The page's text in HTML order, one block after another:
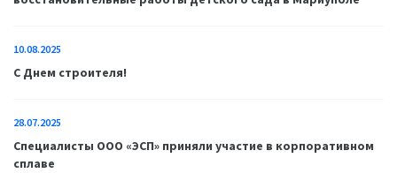
10.08.2025
С Днем строителя!
28.07.2025
Специалисты ООО «ЭСП» приняли участие в корпоративном
сплаве